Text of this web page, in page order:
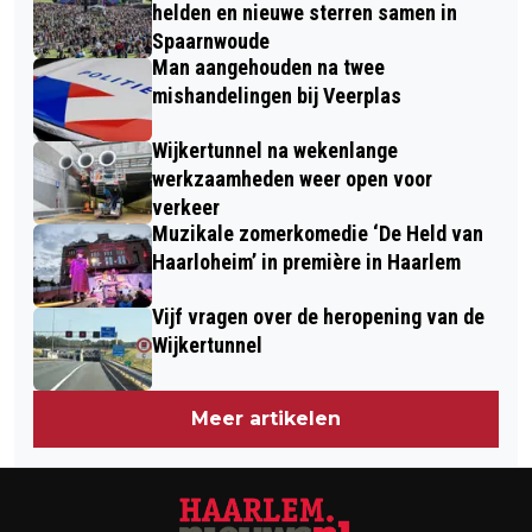
'THUNDER AND LIGHTNING, SCARY
AND FRIGHTENING'
helden en nieuwe sterren samen in
Spaarnwoude
Man aangehouden na twee
mishandelingen bij Veerplas
Wijkertunnel na wekenlange
werkzaamheden weer open voor
verkeer
Muzikale zomerkomedie ‘De Held van
Haarloheim’ in première in Haarlem
Vijf vragen over de heropening van de
Wijkertunnel
Meer artikelen